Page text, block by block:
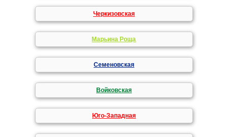
Черкизовская
Марьина Роща
Семеновская
Войковская
Юго-Западная